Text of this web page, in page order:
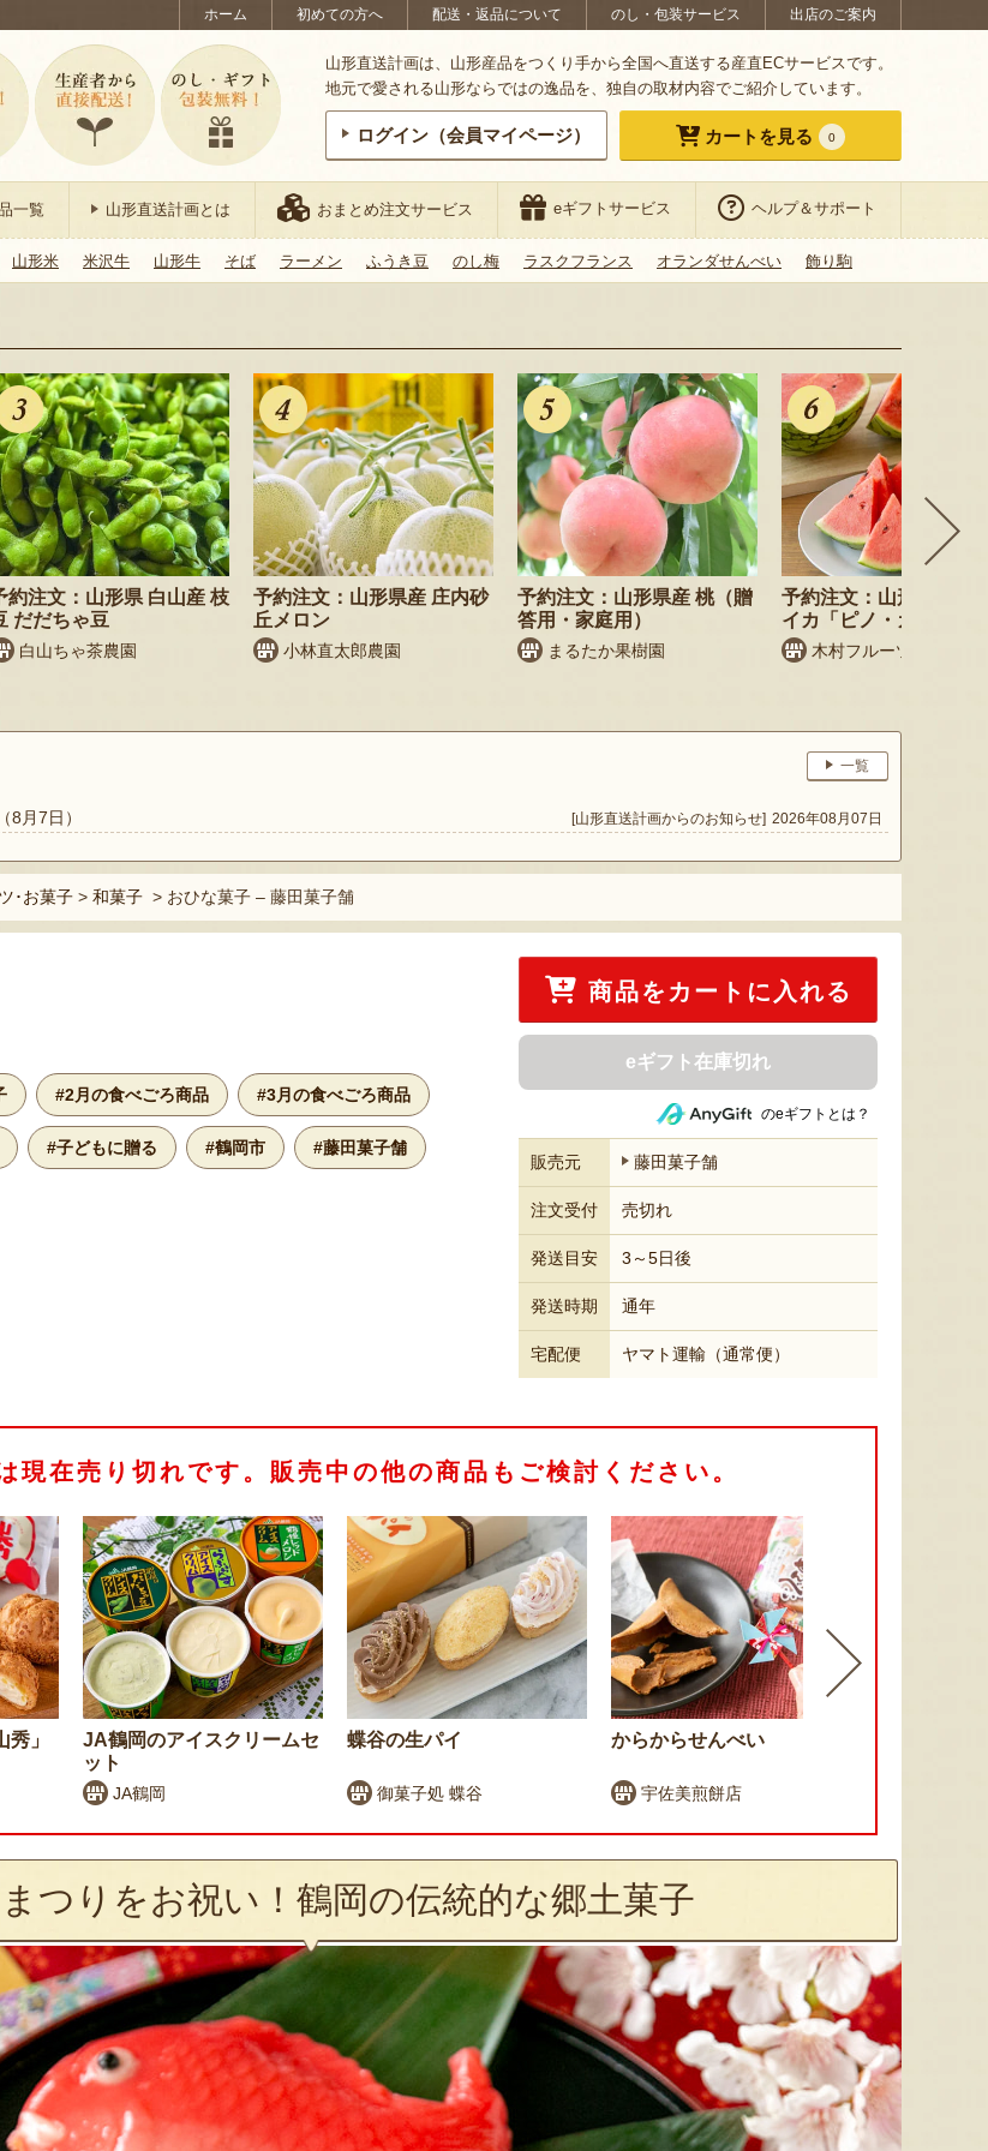
ホーム 初めての方へ 配送・返品について のし・包装サービス 出店のご案内
山形直送計画は、山形産品をつくり手から全国へ直送する産直ECサービスです。
地元で愛される山形ならではの逸品を、独自の取材内容でご紹介しています。
ログイン（会員マイページ） カートを見る 0
一覧 山形直送計画とは おまとめ注文サービス eギフトサービス ヘルプ＆サポート
山形米 米沢牛 山形牛 そば ラーメン ふうき豆 のし梅 ラスクフランス オランダせんべい 飾り駒
約注文：山形県 白山産 枝
だだちゃ豆
白山ちゃ茶農園
予約注文：山形県産 庄内砂
丘メロン
小林直太郎農園
予約注文：山形県産 桃（贈
答用・家庭用）
まるたか果樹園
予約注文：山形県産 小
イカ「ピノ・ガール」
木村フルーツ
一覧
8月7日） [山形直送計画からのお知らせ] 2026年08月07日
･お菓子 > 和菓子 > おひな菓子 – 藤田菓子舗
#2月の食べごろ商品 #3月の食べごろ商品
#子どもに贈る #鶴岡市 #藤田菓子舗
商品をカートに入れる
eギフト在庫切れ
のeギフトとは？
販売元 藤田菓子舗
注文受付 売切れ
発送目安 3～5日後
発送時期 通年
宅配便 ヤマト運輸（通常便）
現在売り切れです。販売中の他の商品もご検討ください。
」
JA鶴岡のアイスクリームセ
ット
JA鶴岡
蝶谷の生パイ
御菓子処 蝶谷
からからせんべい
宇佐美煎餅店
つりをお祝い！鶴岡の伝統的な郷土菓子